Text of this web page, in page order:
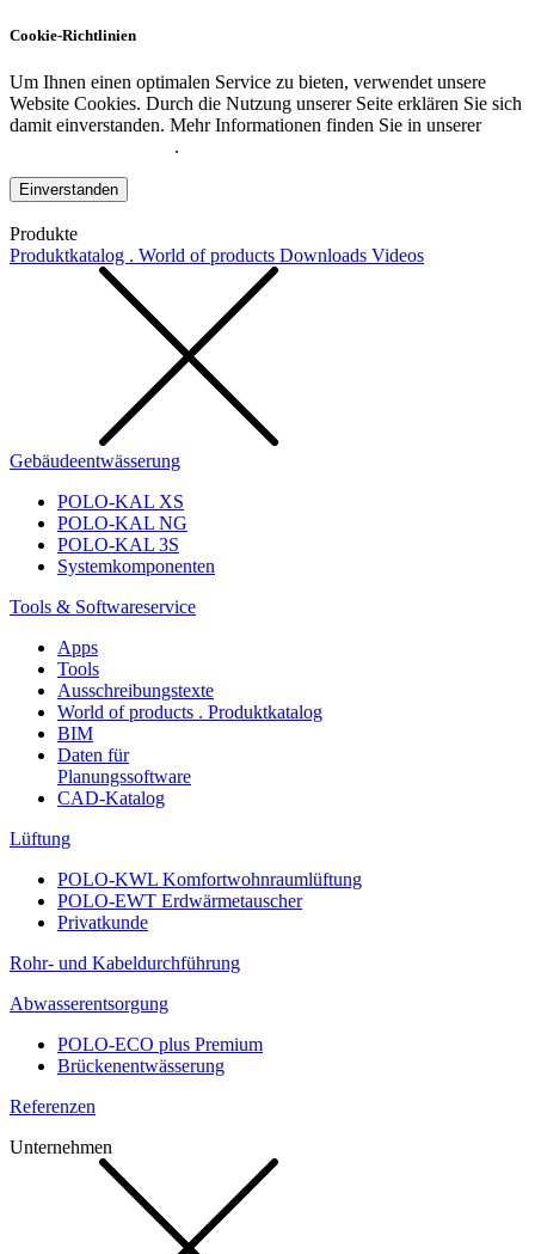
Cookie-Richtlinien
Um Ihnen einen optimalen Service zu bieten, verwendet unsere
Website Cookies. Durch die Nutzung unserer Seite erklären Sie sich
damit einverstanden. Mehr Informationen finden Sie in unserer
.
Einverstanden
Produkte
Produktkatalog . World of products Downloads Videos
Gebäudeentwässerung
POLO-KAL XS
POLO-KAL NG
POLO-KAL 3S
Systemkomponenten
Tools & Softwareservice
Apps
Tools
Ausschreibungstexte
World of products . Produktkatalog
BIM
Daten für
Planungssoftware
CAD-Katalog
Lüftung
POLO-KWL Komfortwohnraumlüftung
POLO-EWT Erdwärmetauscher
Privatkunde
Rohr- und Kabeldurchführung
Abwasserentsorgung
POLO-ECO plus Premium
Brückenentwässerung
Referenzen
Unternehmen